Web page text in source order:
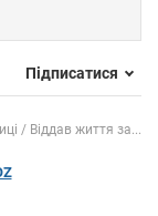
Підписатися
Віддав життя за...